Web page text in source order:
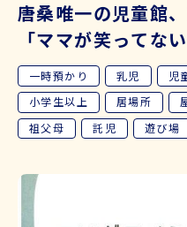
唐桑唯一の児童館
「ママが笑ってな
い」
一時預かり 乳児 児
小学生以上
居場所
祖父母
託児 遊び場